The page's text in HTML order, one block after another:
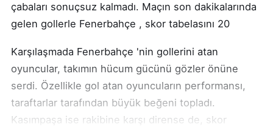
çabaları sonuçsuz kalmadı. Maçın son dakikalarında
gelen gollerle Fenerbahçe , skor tabelasını 20
Karşılaşmada Fenerbahçe 'nin gollerini atan
oyuncular, takımın hücum gücünü gözler önüne
serdi. Özellikle gol atan oyuncuların performansı,
taraftarlar tarafından büyük beğeni topladı.
Kasımpaşa ise rakibine karşı dirense de, skor